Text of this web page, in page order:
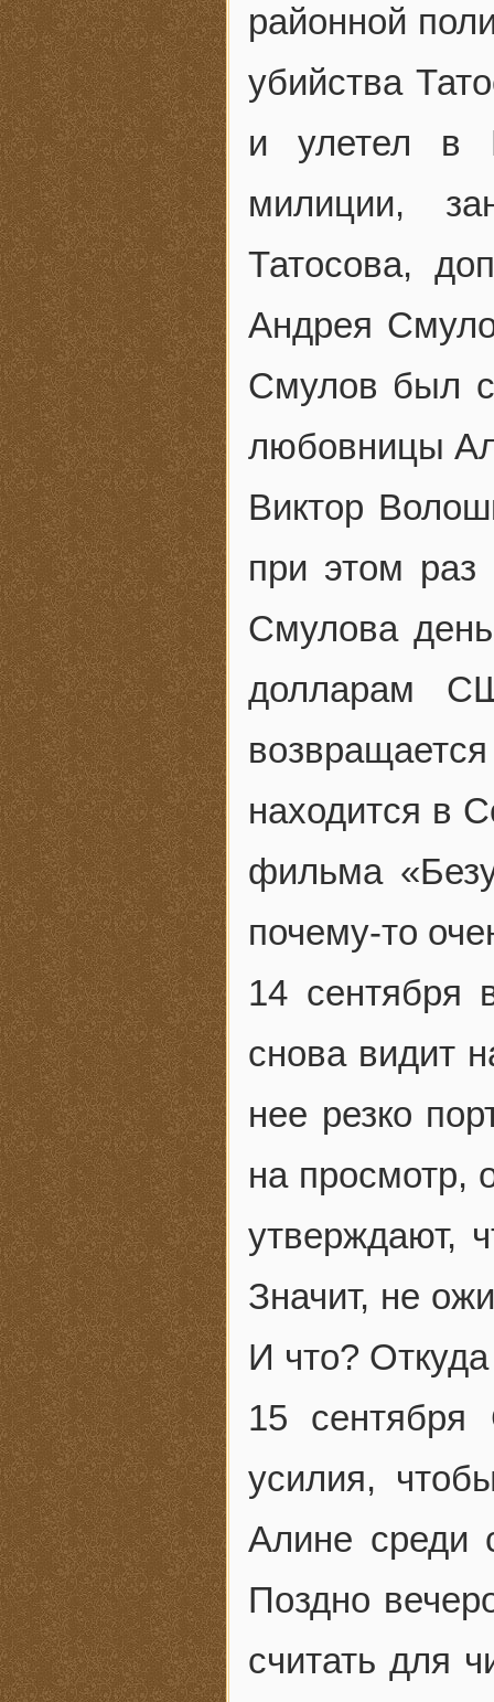
районной
убийства
и улетел в
милиции,
Татосова,
Андрея
Смулов был
любовницы
Виктор
при этом
Смулова
долларам
находится в
фильма
почему-то
14 сентября
снова видит
нее резко
на просмотр,
утверждают,
Значит, не
И что?
15 сентября
усилия,
Алине среди
Поздно
считать для